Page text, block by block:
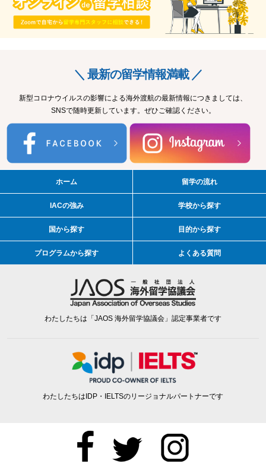
＼ 最新の留学情報満載 ／
新型コロナウイルスの影響による海外渡航の最新情報につきましては、
SNSで随時更新しています。ぜひご確認ください。
ホーム 留学の流れ
IACの強み 学校から探す
国から探す 目的から探す
プログラムから探す よくある質問
わたしたちは「JAOS 海外留学協議会」認定事業者です
わたしたちはIDP・IELTSのリージョナルパートナーです